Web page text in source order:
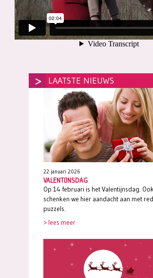
LAATSTE NIEUWS
22 januari 2026
VALENTIJNSDAG
Op 14 februari is het Valentijnsdag.
schenken we hier aandacht aan met
puzzels.
> lees meer